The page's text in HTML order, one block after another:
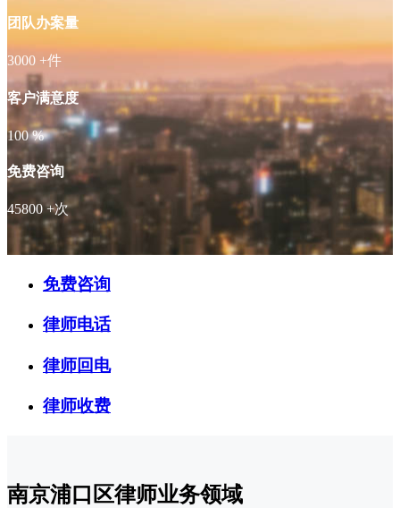
团队办案量
3000 +件
客户满意度
100 %
免费咨询
45800 +次
免费咨询
律师电话
律师回电
律师收费
南京浦口区律师业务领域